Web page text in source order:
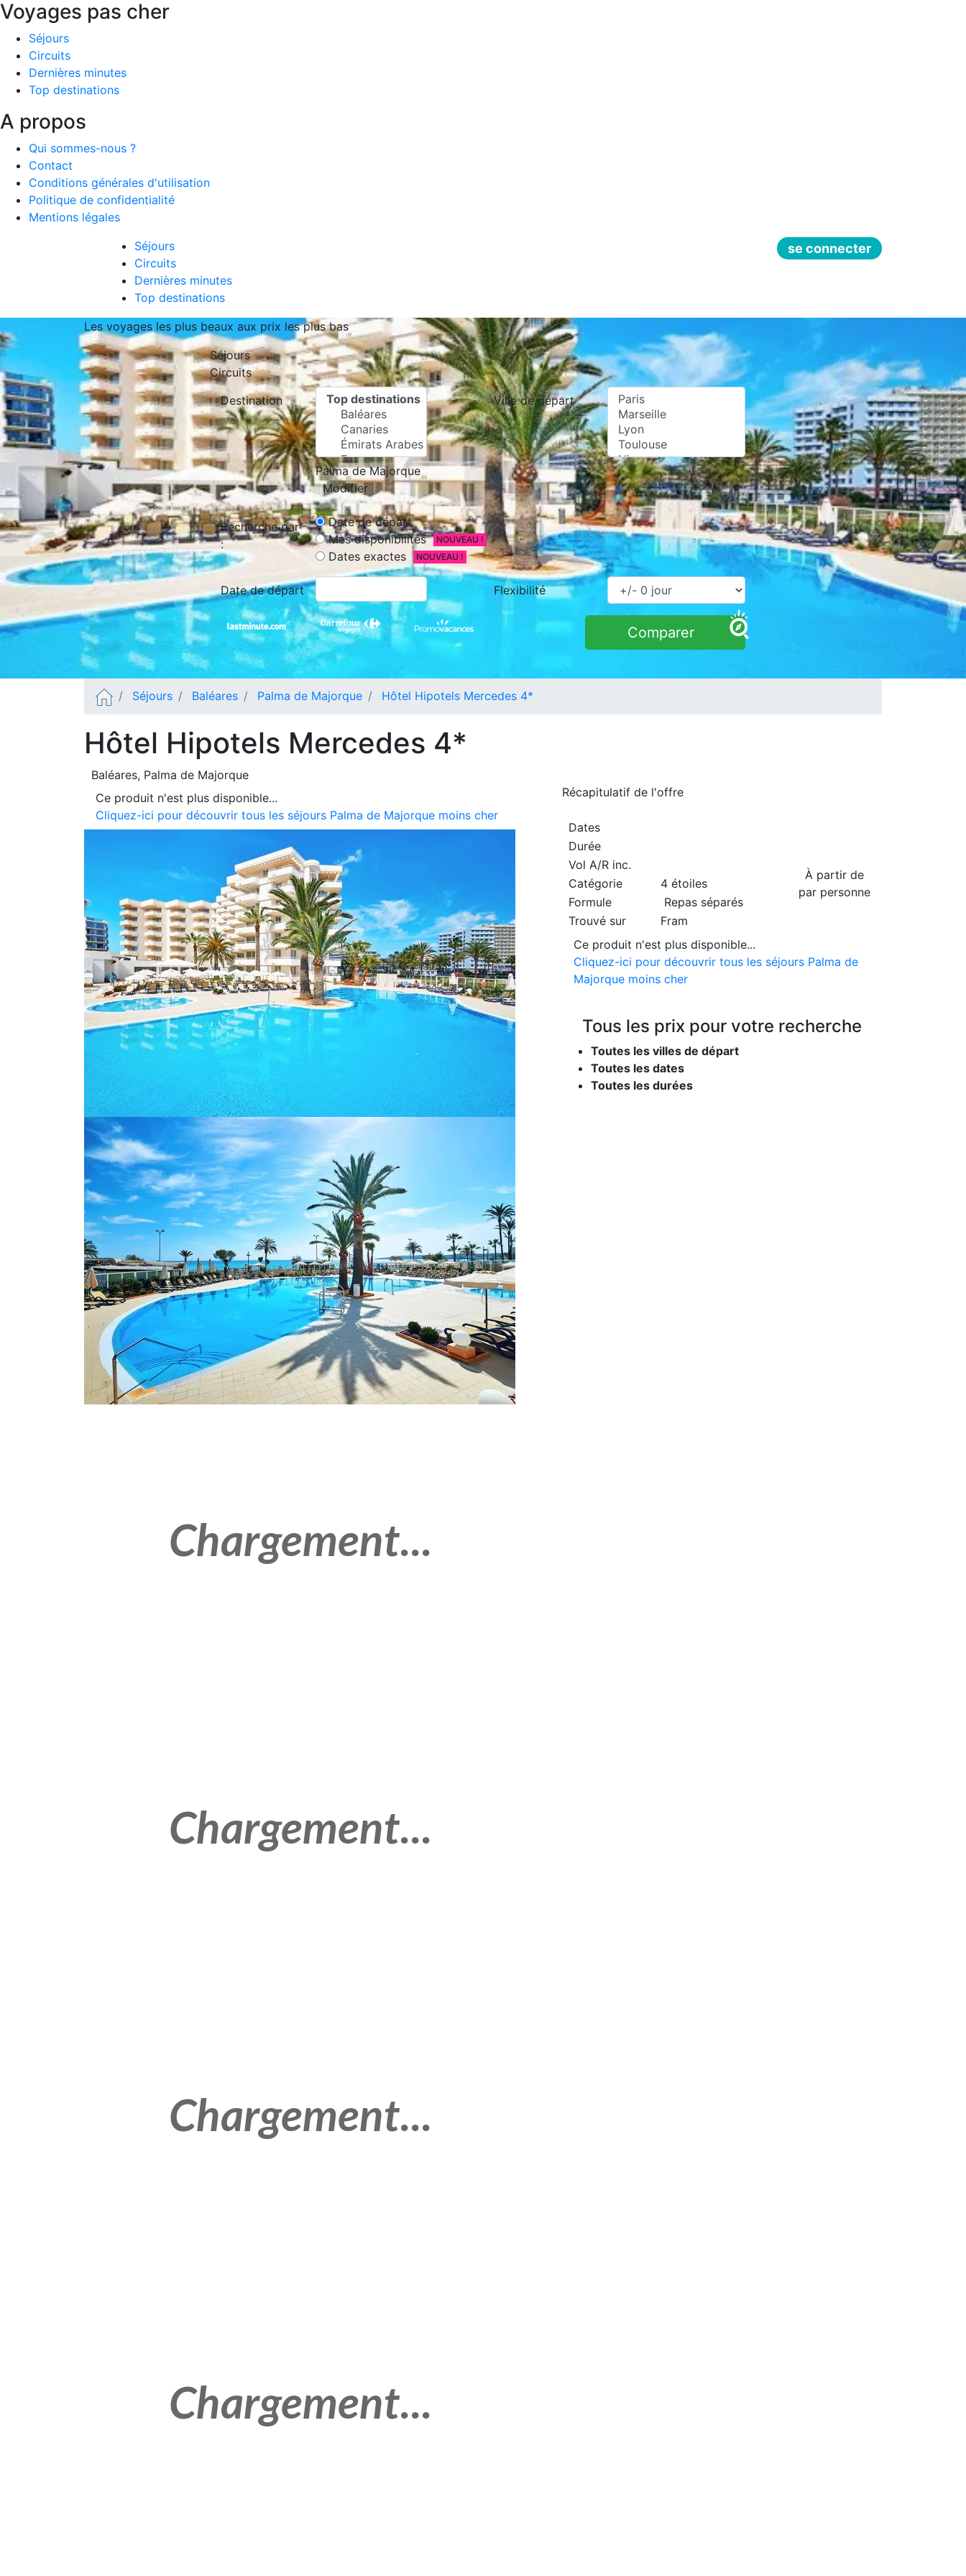
Voyages pas cher
Séjours
Circuits
Dernières minutes
Top destinations
A propos
Qui sommes-nous ?
Contact
Conditions générales d'utilisation
Politique de confidentialité
Mentions légales
Séjours
Circuits
Dernières minutes
Top destinations
se connecter
Les voyages les plus beaux aux prix les plus bas
Séjours
Circuits
Destination
Palma de Majorque
Modifier
Ville de départ
Recherche par
:
Date de départ
Mes disponibilités
NOUVEAU !
Dates exactes NOUVEAU !
Date de départ Flexibilité
Comparer
Séjours Baléares Palma de Majorque Hôtel Hipotels Mercedes 4*
Hôtel Hipotels Mercedes 4*
Baléares, Palma de Majorque
Ce produit n'est plus disponible...
Cliquez-ici pour découvrir tous les séjours Palma de Majorque moins cher
Récapitulatif de l'offre
Dates
Durée
À partir de
par personne
Vol A/R inc.
Catégorie
4 étoiles
Formule
Repas séparés
Trouvé sur
Fram
Ce produit n'est plus disponible...
Cliquez-ici pour découvrir tous les séjours Palma de
Majorque moins cher
Tous les prix pour votre recherche
Toutes les villes de départ
Toutes les dates
Toutes les durées